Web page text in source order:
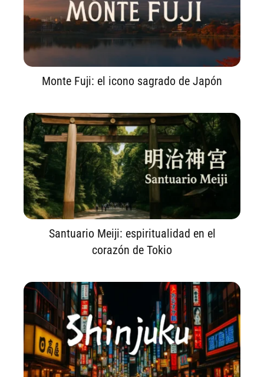
Monte Fuji: el icono sagrado de Japón
Santuario Meiji: espiritualidad en el
corazón de Tokio